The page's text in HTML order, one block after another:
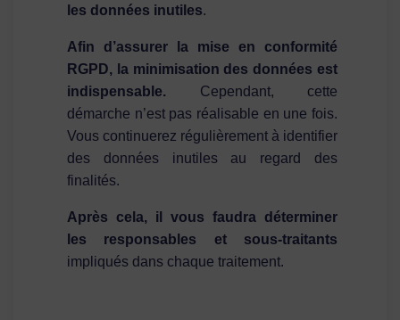
les données inutiles.
Afin d’assurer la mise en conformité
RGPD, la minimisation des données est
indispensable. Cependant, cette
démarche n’est pas réalisable en une fois.
Vous continuerez régulièrement à identifier
des données inutiles au regard des
finalités.
Après cela, il vous faudra déterminer
les responsables et sous-traitants
impliqués dans chaque traitement.